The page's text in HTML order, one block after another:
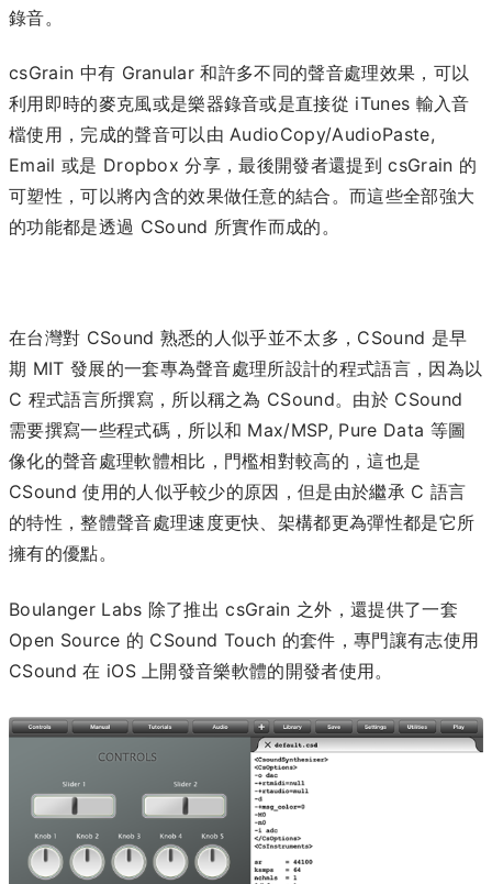
錄音。
csGrain 中有 Granular 和許多不同的聲音處理效果，可以
利用即時的麥克風或是樂器錄音或是直接從 iTunes 輸入音
檔使用，完成的聲音可以由 AudioCopy/AudioPaste,
Email 或是 Dropbox 分享，最後開發者還提到 csGrain 的
可塑性，可以將內含的效果做任意的結合。而這些全部強大
的功能都是透過 CSound 所實作而成的。
在台灣對 CSound 熟悉的人似乎並不太多，CSound 是早
期 MIT 發展的一套專為聲音處理所設計的程式語言，因為以
C 程式語言所撰寫，所以稱之為 CSound。由於 CSound
需要撰寫一些程式碼，所以和 Max/MSP, Pure Data 等圖
像化的聲音處理軟體相比，門檻相對較高的，這也是
CSound 使用的人似乎較少的原因，但是由於繼承 C 語言
的特性，整體聲音處理速度更快、架構都更為彈性都是它所
擁有的優點。
Boulanger Labs 除了推出 csGrain 之外，還提供了一套
Open Source 的 CSound Touch 的套件，專門讓有志使用
CSound 在 iOS 上開發音樂軟體的開發者使用。